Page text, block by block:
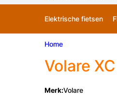
Elektrische fietsen
Home
Volare
Merk:Volare